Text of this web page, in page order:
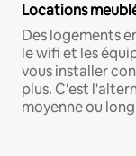
Locations
Des logements
le wifi et les
vous installer
plus. C'est
moyenne ou